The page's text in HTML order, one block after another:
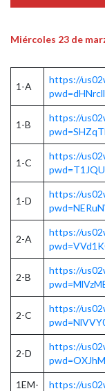
Miércoles 23 de
1-A
https://
1-B
https://
1-C
https://
1-D
https://
2-A
https://
2-B
https://
2-C
https://
2-D
https://
1EM-
https://